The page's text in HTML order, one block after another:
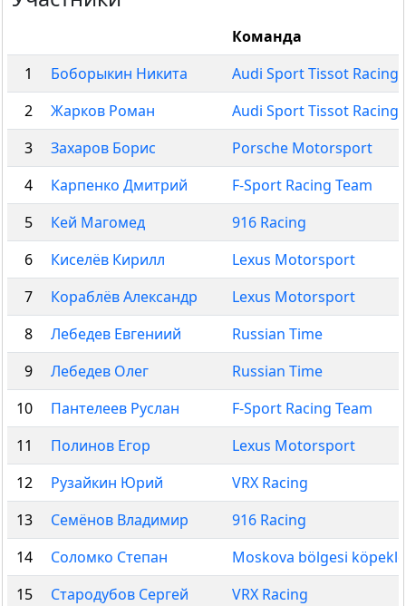
Команда
1
Боборыкин Никита
Audi Sport Tissot Racing
2
Жарков Роман
Audi Sport Tissot Racing
3
Захаров Борис
Porsche Motorsport
4
Карпенко Дмитрий
F-Sport Racing Team
5
Кей Магомед
916 Racing
6
Киселёв Кирилл
Lexus Motorsport
7
Кораблёв Александр
Lexus Motorsport
8
Лебедев Евгениий
Russian Time
9
Лебедев Олег
Russian Time
10
Пантелеев Руслан
F-Sport Racing Team
11
Полинов Егор
Lexus Motorsport
12
Рузайкин Юрий
VRX Racing
13
Семёнов Владимир
916 Racing
14
Соломко Степан
Moskova bölgesi
15
Стародубов Сергей
VRX Racing